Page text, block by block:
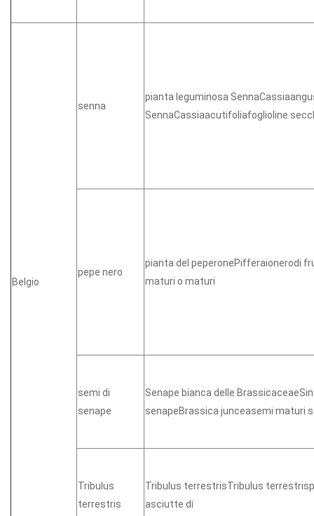
Belgio
senna
pianta leguminosa
SennaCassiaacutifoliafoglioline
pepe nero
pianta del peperonePifferaionerodi
maturi o maturi
semi di
senape
Senape bianca delle
senapeBrassica junceasemi maturi
Tribulus
terrestris
Tribulus terrestrisTribulus
asciutte di